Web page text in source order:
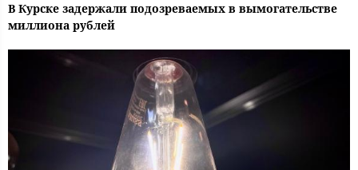
В Курске задержали подозреваемых в вымогательстве
миллиона рублей